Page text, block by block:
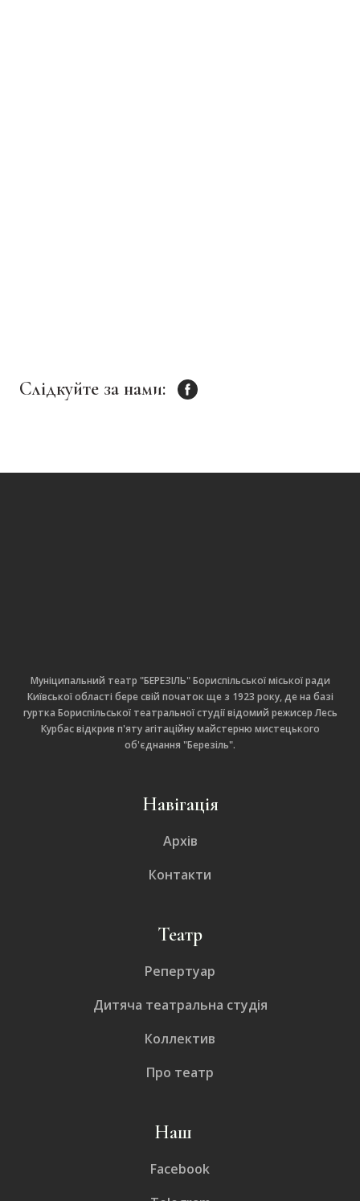
Слідкуйте за нами:
Муніципальний театр "БЕРЕЗІЛЬ" Бориспільської міської ради
Київської області бере свій початок ще з 1923 року, де на базі
гуртка Бориспільської театральної студії відомий режисер Лесь
Курбас відкрив п'яту агітаційну майстерню мистецького
об'єднання "Березіль".
Навігація
Архів
Контакти
Театр
Репертуар
Дитяча театральна студія
Коллектив
Про театр
Наш
Facebook